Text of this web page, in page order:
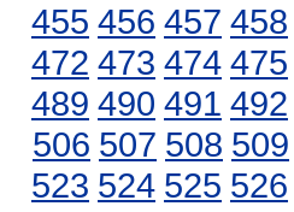
455 456 457 458
472 473 474 475
489 490 491 492
506 507 508 509
523 524 525 526